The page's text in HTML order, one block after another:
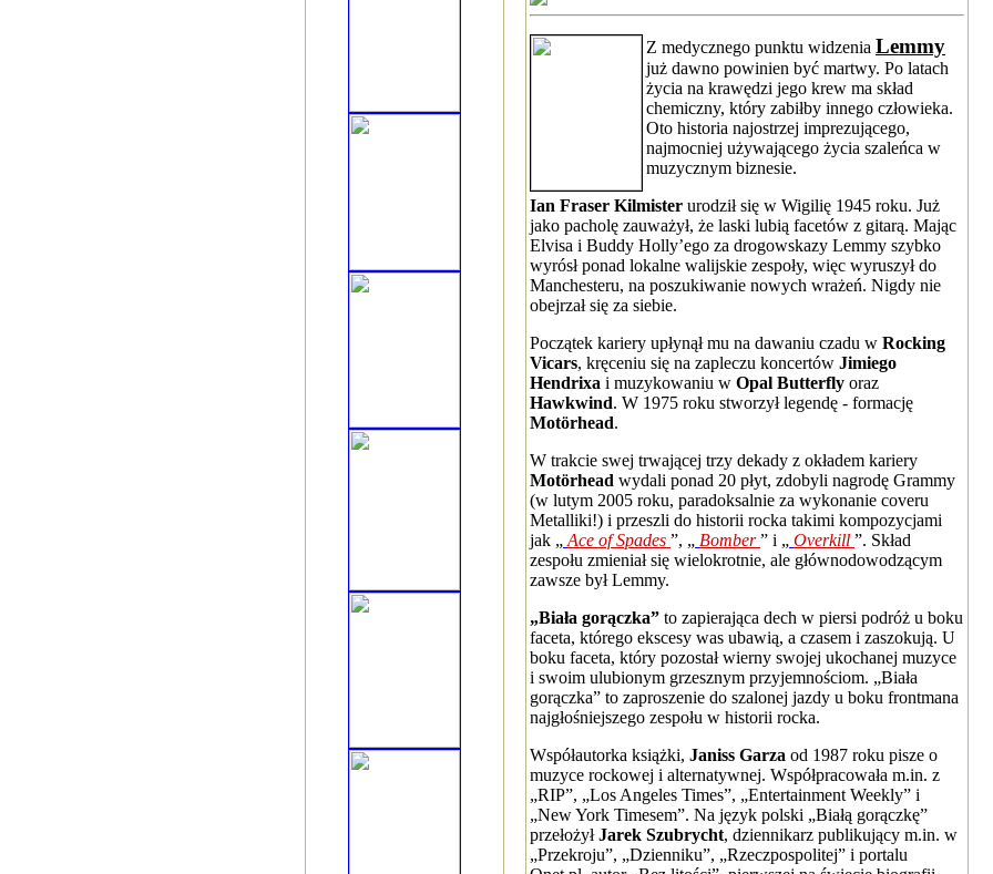
Z medycznego punktu widzenia Lemmy
już dawno powinien być martwy. Po latach
życia na krawędzi jego krew ma skład
chemiczny, który zabiłby innego człowieka.
Oto historia najostrzej imprezującego,
najmocniej używającego życia szaleńca w
muzycznym biznesie.
Ian Fraser Kilmister urodził się w Wigilię 1945 roku. Już
jako pacholę zauważył, że laski lubią facetów z gitarą. Mając
Elvisa i Buddy Holly’ego za drogowskazy Lemmy szybko
wyrósł ponad lokalne walijskie zespoły, więc wyruszył do
Manchesteru, na poszukiwanie nowych wrażeń. Nigdy nie
obejrzał się za siebie.
Początek kariery upłynął mu na dawaniu czadu w Rocking
Vicars, kręceniu się na zapleczu koncertów Jimiego
Hendrixa i muzykowaniu w Opal Butterfly oraz
Hawkwind. W 1975 roku stworzył legendę - formację
Motörhead.
W trakcie swej trwającej trzy dekady z okładem kariery
Motörhead wydali ponad 20 płyt, zdobyli nagrodę Grammy
(w lutym 2005 roku, paradoksalnie za wykonanie coveru
Metalliki!) i przeszli do historii rocka takimi kompozycjami
jak „ Ace of Spades ”, „ Bomber ” i „ Overkill ”. Skład
zespołu zmieniał się wielokrotnie, ale głównodowodzącym
zawsze był Lemmy.
„Biała gorączka” to zapierająca dech w piersi podróż u boku
faceta, którego ekscesy was ubawią, a czasem i zaszokują. U
boku faceta, który pozostał wierny swojej ukochanej muzyce
i swoim ulubionym grzesznym przyjemnościom. „Biała
gorączka” to zaproszenie do szalonej jazdy u boku frontmana
najgłośniejszego zespołu w historii rocka.
Współautorka książki, Janiss Garza od 1987 roku pisze o
muzyce rockowej i alternatywnej. Współpracowała m.in. z
„RIP”, „Los Angeles Times”, „Entertainment Weekly” i
„New York Timesem”. Na język polski „Białą gorączkę”
przełożyłJarek Szubrycht, dziennikarz publikujący m.in. w
„Przekroju”, „Dzienniku”, „Rzeczpospolitej” i portalu